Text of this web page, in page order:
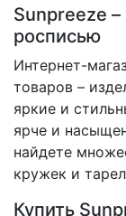
Sunpreeze
росписью
Интернет-
товаров –
яркие и
ярче и
найдете
кружек и
Купить